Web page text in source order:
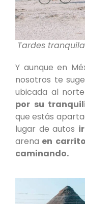
Tardes
Y aunque en
nosotros te
ubicada al
por su
que estás
lugar de autos
arena en
caminando.